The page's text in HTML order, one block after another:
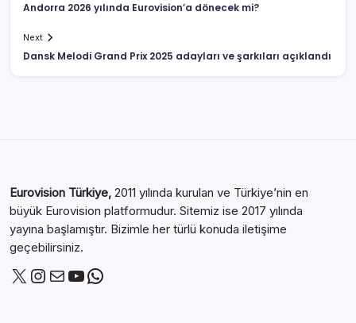
Andorra 2026 yılında Eurovision’a dönecek mi?
Next
Dansk Melodi Grand Prix 2025 adayları ve şarkıları açıklandı
Eurovision Türkiye, 2011 yılında kurulan ve Türkiye’nin en
büyük Eurovision platformudur. Sitemiz ise 2017 yılında
yayına başlamıştır. Bizimle her türlü konuda iletişime
geçebilirsiniz.